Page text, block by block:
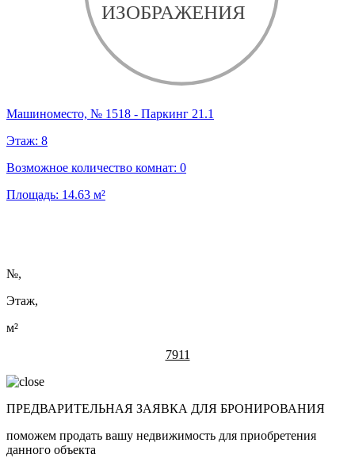
Машиноместо, № 1518 - Паркинг 21.1
Этаж: 8
Возможное количество комнат: 0
Площадь: 14.63 м²
№,
Этаж,
м²
7911
ПРЕДВАРИТЕЛЬНАЯ ЗАЯВКА ДЛЯ БРОНИРОВАНИЯ
поможем продать вашу недвижимость для приобретения
данного объекта